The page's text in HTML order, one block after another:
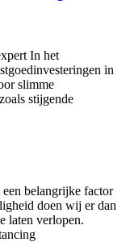
In het
in
slimme
stijgende
belangrijke factor
doen wij er dan
laten verlopen.